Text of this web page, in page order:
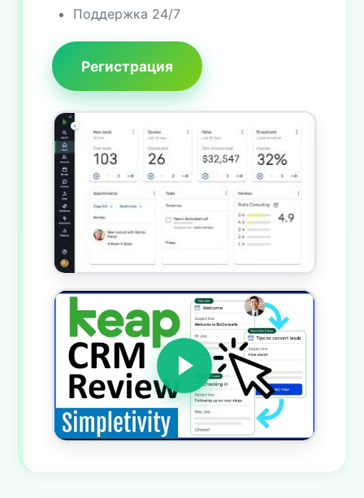
Поддержка 24/7
Регистрация